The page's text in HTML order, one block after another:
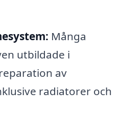
Många
utbildade i
av
radiatorer och